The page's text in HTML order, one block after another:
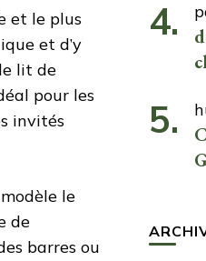
et le plus
et d’y
lit de
pour les
invités
modèle le
de
barres ou